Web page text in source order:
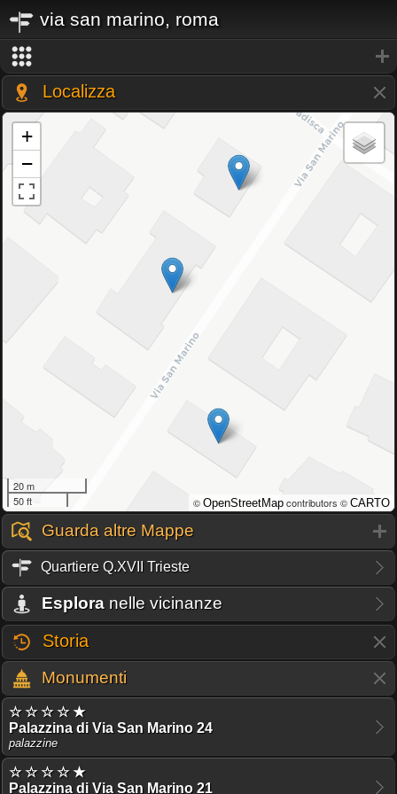
via san marino, roma
Localizza
+
−
20 m
50 ft
© OpenStreetMap contributors © CARTO
Guarda altre Mappe
Quartiere Q.XVII Trieste
Esplora nelle vicinanze
Storia
Monumenti
☆ ☆ ☆ ☆ ★
Palazzina di Via San Marino 24
palazzine
☆ ☆ ☆ ☆ ★
Palazzina di Via San Marino 21